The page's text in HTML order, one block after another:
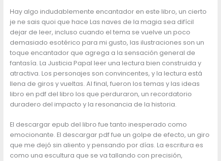
Hay algo indudablemente encantador en este libro, un cierto
je ne sais quoi que hace Las naves de la magia sea difícil
dejar de leer, incluso cuando el tema se vuelve un poco
demasiado esotérico para mi gusto, las ilustraciones son un
toque encantador que agrega a la sensación general de
fantasía. La Justicia Papal leer una lectura bien construida y
atractiva. Los personajes son convincentes, y la lectura está
llena de giros y vueltas. Al final, fueron los temas y las ideas
libro en pdf del libro los que perduraron, un recordatorio
duradero del impacto y la resonancia de la historia.
El descargar epub del libro fue tanto inesperado como
emocionante. El descargar pdf fue un golpe de efecto, un giro
que me dejó sin aliento y pensando por días. La escritura es
como una escultura que se va tallando con precisión,